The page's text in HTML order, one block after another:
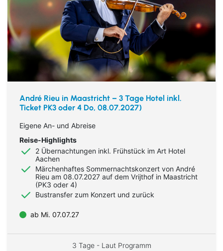
André Rieu in Maastricht – 3 Tage Hotel inkl.
Ticket PK3 oder 4 Do, 08.07.2027)
Eigene An- und Abreise
Reise-Highlights
2 Übernachtungen inkl. Frühstück im Art Hotel
Aachen
Märchenhaftes Sommernachtskonzert von André
Rieu am 08.07.2027 auf dem Vrijthof in Maastricht
(PK3 oder 4)
Bustransfer zum Konzert und zurück
ab Mi. 07.07.27
3 Tage - Laut Programm